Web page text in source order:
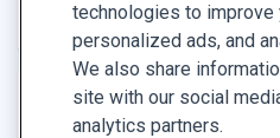
FlippingBook ?
Mon e-book a-t-il une
technologies to improve
personalized ads, and
We also share
site with our social
analytics partners.